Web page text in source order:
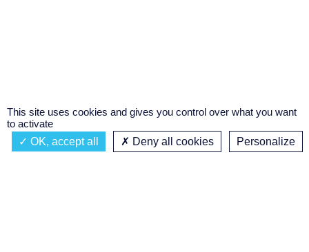
Émission à l'antenne
Actualités À propos
This site uses cookies and gives you control over what you want
to activate
OK, accept all
Deny all cookies
Personalize